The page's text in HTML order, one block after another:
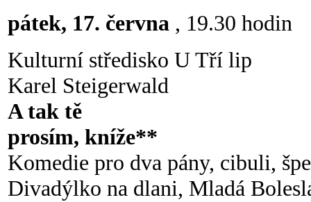
pátek, 17. června , 19.30 hodin
Kulturní středisko U Tří lip
Karel Steigerwald
A tak tě
prosím, kníže**
Komedie pro dva pány, cibuli,
Divadýlko na dlani, Mladá